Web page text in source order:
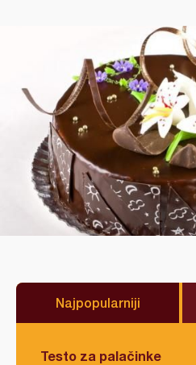
Najpopularniji
Testo za palačinke